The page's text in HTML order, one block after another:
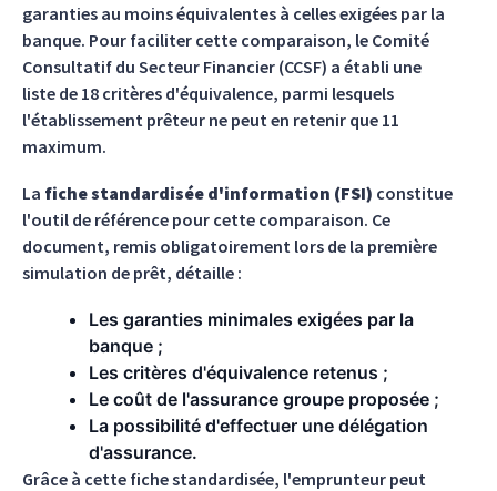
garanties au moins équivalentes à celles exigées par la
banque. Pour faciliter cette comparaison, le Comité
Consultatif du Secteur Financier (CCSF) a établi une
liste de 18 critères d'équivalence, parmi lesquels
l'établissement prêteur ne peut en retenir que 11
maximum.
La fiche standardisée d'information (FSI) constitue
l'outil de référence pour cette comparaison. Ce
document, remis obligatoirement lors de la première
simulation de prêt, détaille :
Les garanties minimales exigées par la
banque ;
Les critères d'équivalence retenus ;
Le coût de l'assurance groupe proposée ;
La possibilité d'effectuer une délégation
d'assurance.
Grâce à cette fiche standardisée, l'emprunteur peut